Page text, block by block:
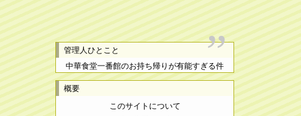
管理人ひとこと
中華食堂一番館のお持ち帰りが有能すぎる件
概要
このサイトについて